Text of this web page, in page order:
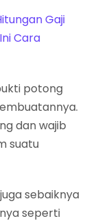
Gaji
Cara
potong
dan wajib
suatu
sebaiknya
seperti